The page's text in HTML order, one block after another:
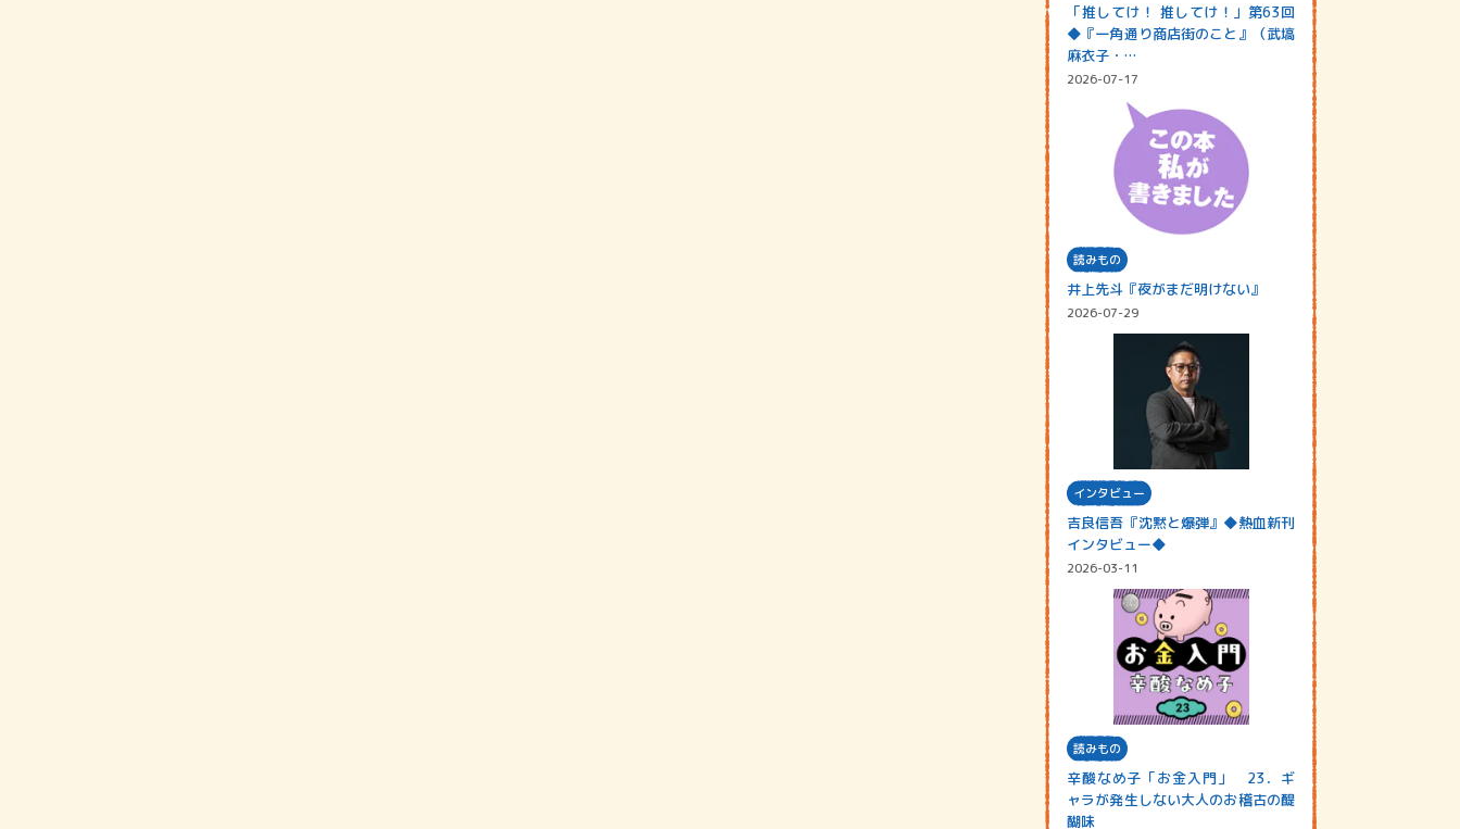
「推してけ！ 推してけ！」第63回
◆『一角通り商店街のこと』（武塙
麻衣子・…
2026-07-17
読みもの
井上先斗『夜がまだ明けない』
2026-07-29
インタビュー
吉良信吾『沈黙と爆弾』◆熱血新刊
インタビュー◆
2026-03-11
読みもの
辛酸なめ子「お金入門」 23．ギ
ャラが発生しない大人のお稽古の醍
醐味